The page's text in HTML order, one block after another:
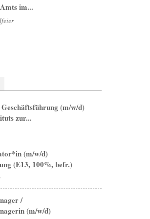
im...
(m/w/d)
zur...
(m/w/d)
(E13, 100%, befr.)
/
(m/w/d)